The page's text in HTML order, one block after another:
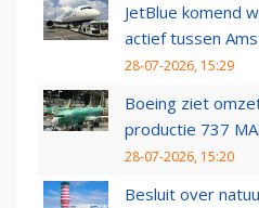
JetBlue komend
actief tussen
28-07-2026, 15:29
Boeing ziet
productie 737
28-07-2026, 15:20
Besluit over